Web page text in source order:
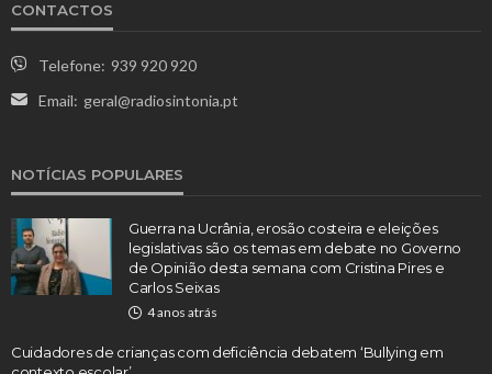
CONTACTOS
Telefone: 939 920 920
Email: geral@radiosintonia.pt
NOTÍCIAS POPULARES
Guerra na Ucrânia, erosão costeira e eleições
legislativas são os temas em debate no Governo
de Opinião desta semana com Cristina Pires e
Carlos Seixas
4 anos atrás
Cuidadores de crianças com deficiência debatem ‘Bullying em